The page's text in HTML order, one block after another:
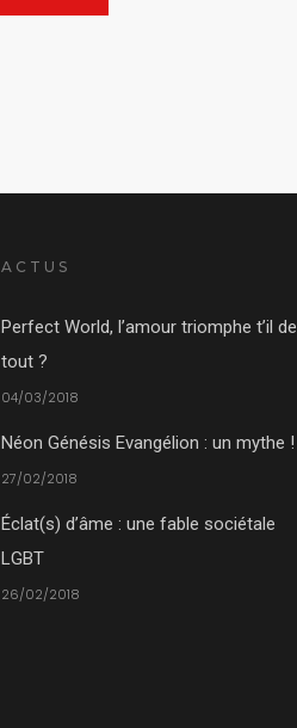
ACTUS
Perfect World, l’amour triomphe t’il de
tout ?
04/03/2018
Néon Génésis Evangélion : un mythe !
27/02/2018
Éclat(s) d’âme : une fable sociétale
LGBT
26/02/2018